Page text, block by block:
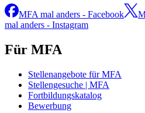
MFA mal anders - Facebook
mal anders - Instagram
Für MFA
Stellenangebote für MFA
Stellengesuche | MFA
Fortbildungskatalog
Bewerbung